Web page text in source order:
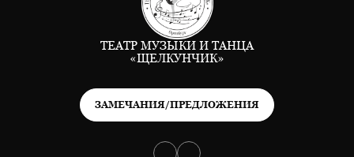
ТЕАТР МУЗЫКИ И ТАНЦА
«ЩЕЛКУНЧИК»
ЗАМЕЧАНИЯ/ПРЕДЛОЖЕНИЯ